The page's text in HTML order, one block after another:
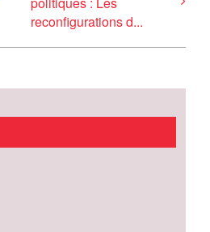
reconfigurations d...